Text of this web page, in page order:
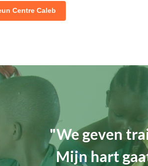
Centre Caleb
"We geven
Mijn hart